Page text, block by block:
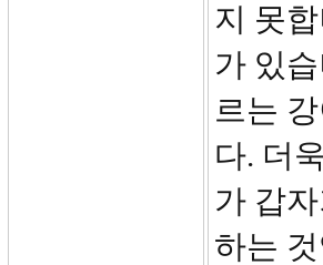
지 못
가 있
르는
다. 더
가 갑
하는